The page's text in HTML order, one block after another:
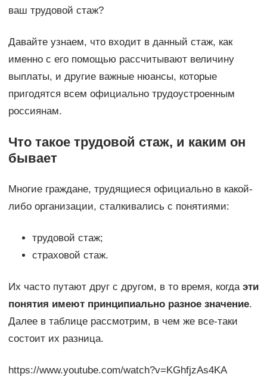
ваш трудовой стаж?
Давайте узнаем, что входит в данный стаж, как
именно с его помощью рассчитывают величину
выплаты, и другие важные нюансы, которые
пригодятся всем официально трудоустроенным
россиянам.
Что такое трудовой стаж, и каким он
бывает
Многие граждане, трудящиеся официально в какой-
либо организации, сталкивались с понятиями:
трудовой стаж;
страховой стаж.
Их часто путают друг с другом, в то время, когда эти
понятия имеют принципиально разное значение.
Далее в таблице рассмотрим, в чем же все-таки
состоит их разница.
https://www.youtube.com/watch?v=KGhfjzAs4KA